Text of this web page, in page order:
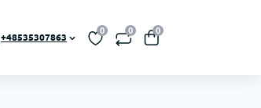
+48535307863
0 0 0